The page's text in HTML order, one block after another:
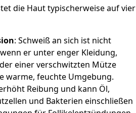
die Haut typischerweise auf vier
: Schweiß an sich ist nicht
er unter enger Kleidung,
einer verschwitzten Mütze
warme, feuchte Umgebung.
Reibung und kann Öl,
und Bakterien einschließen